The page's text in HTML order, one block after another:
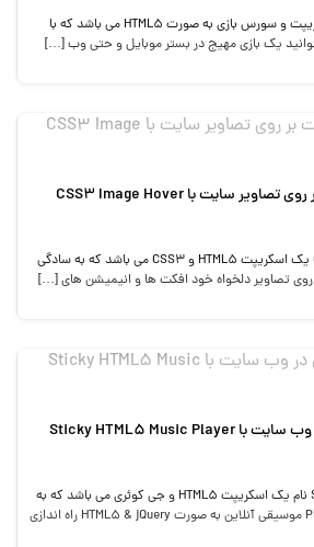
Fantasy Forest نام یک اسکریپت و سورس بازی به صورت HTML5 می باشد که با
یک بازی مهیج در بستر موبایل و حتی وب […]
ایجاد انیمیشن و افکت بر روی تصاویر سایت با CSS3 Image Hover
CSS3 Image Hover Effects یک اسکریپت HTML5 و CSS3 می باشد که به سادگی
روی تصاویر دلخواه خود افکت ها و انیمیشن های […]
اجرای موسیقی آنلاین در وب سایت با Sticky HTML5 Music Player
Sticky HTML5 Music Player نام یک اسکریپت HTML5 و جی کوئری می باشد که به
وسیله آن میتوانید یک Player موسیقی آنلاین به صورت HTML5 & jQuery راه اندازی